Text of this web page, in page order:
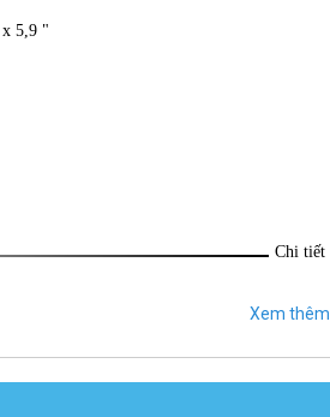
5,9 "
Chi tiết
Xem thêm